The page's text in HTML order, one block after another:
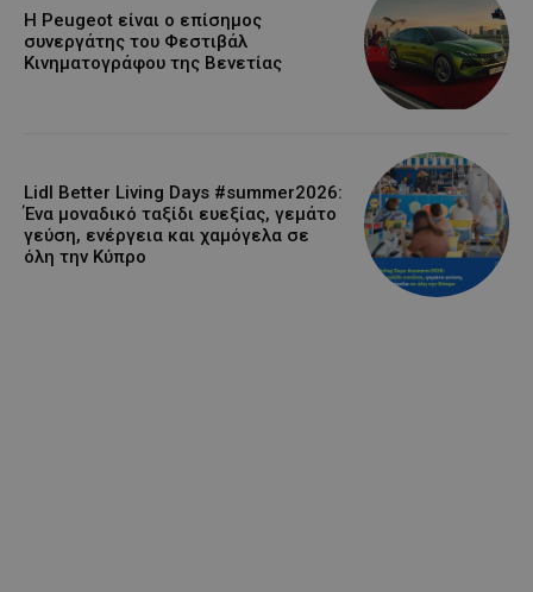
Η Peugeot είναι ο επίσημος
συνεργάτης του Φεστιβάλ
Κινηματογράφου της Βενετίας
Lidl Better Living Days #summer2026:
Ένα μοναδικό ταξίδι ευεξίας, γεμάτο
γεύση, ενέργεια και χαμόγελα σε
όλη την Κύπρο